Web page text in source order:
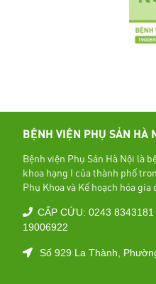
BỆNH VIỆN PHỤ SẢN HÀ
Bệnh viện Phụ Sản Hà Nội là
khoa hạng I của thành phố
Phụ Khoa và Kế hoạch hóa gia
CẤP CỨU: 0243
19006922
Số 929 La Thành,